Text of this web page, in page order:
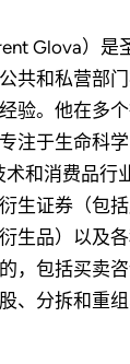
Glova）是
共和私营部
验。他在多
注于生命科
和消费品行
生证券（包
生品）以及
，包括买卖
、分拆和重